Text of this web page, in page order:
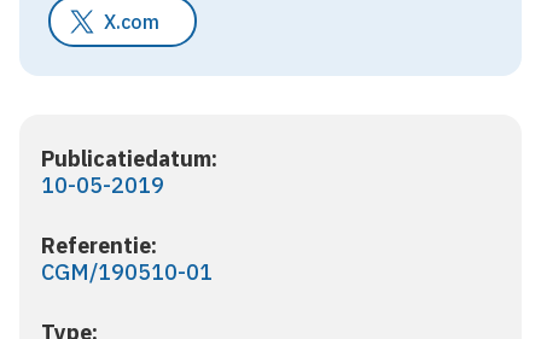
Publicatiedatum:
10-05-2019
Referentie:
CGM/190510-01
Type:
X.com